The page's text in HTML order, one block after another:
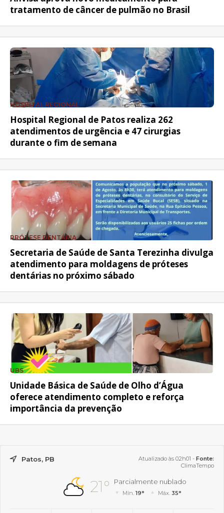
tratamento de câncer de pulmão no Brasil
HOSPITAL REGIONAL
Hospital Regional de Patos realiza 262
atendimentos de urgência e 47 cirurgias
durante o fim de semana
PRÓTESE DENTÁRIA
Secretaria de Saúde de Santa Terezinha divulga
atendimento para moldagens de próteses
dentárias no próximo sábado
UBS
Unidade Básica de Saúde de Olho d’Água
oferece atendimento completo e reforça
importância da prevenção
Patos, PB Atualizado às 02h01 - Fonte:
ClimaTempo
21° Parcialmente nublado
Mín.19° Máx. 35°